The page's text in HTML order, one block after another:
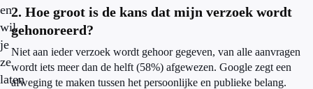
en
wil
je
ze
laten
2. Hoe groot is de kans dat mijn verzoek wordt
gehonoreerd?
Niet aan ieder verzoek wordt gehoor gegeven, van alle aanvragen
wordt iets meer dan de helft (58%) afgewezen. Google zegt een
afweging te maken tussen het persoonlijke en publieke belang.